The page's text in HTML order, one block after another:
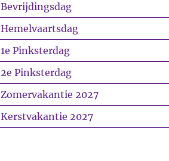
Bevrijdingsdag
Hemelvaartsdag
1e Pinksterdag
2e Pinksterdag
Zomervakantie 2027
Kerstvakantie 2027